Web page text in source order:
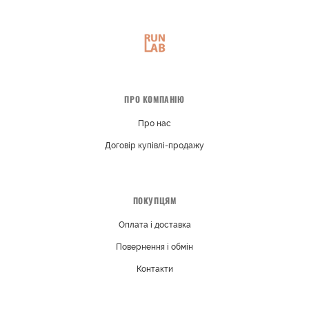
ПРО КОМПАНІЮ
Про нас
Договір купівлі-продажу
ПОКУПЦЯМ
Оплата і доставка
Повернення і обмін
Контакти